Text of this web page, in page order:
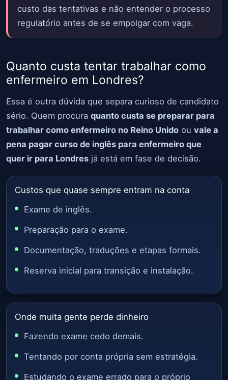
custo das tentativas e não entender o processo
regulatório antes de se empolgar com vaga.
Quanto custa tentar trabalhar como
enfermeiro em Londres?
Essa é outra dúvida que separa curioso de candidato
sério. Quem procura quanto custa se preparar para
trabalhar como enfermeiro no Reino Unido ou vale a
pena pagar curso de inglês para enfermeiro que
quer ir para Londres já está em fase de decisão.
Custos que quase sempre entram na conta
Exame de inglês.
Preparação para o exame.
Documentação, traduções e etapas formais.
Reserva inicial para transição e instalação.
Onde muita gente perde dinheiro
Fazendo exame cedo demais.
Tentando por conta própria sem estratégia.
Estudando o exame errado para o próprio